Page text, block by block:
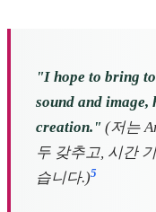
"I hope to bring
sound and
creation." (저는
두 갖추고, 시간
습니다.)5